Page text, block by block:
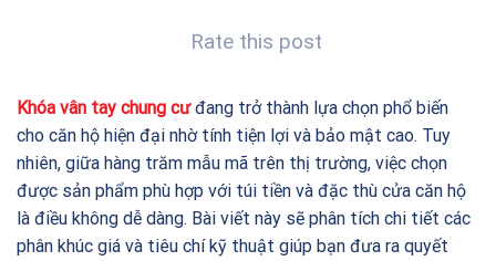
Rate this post
Khóa vân tay chung cưđang trở thành lựa chọn phổ biến
cho căn hộ hiện đại nhờ tính tiện lợi và bảo mật cao. Tuy
nhiên, giữa hàng trăm mẫu mã trên thị trường, việc chọn
được sản phẩm phù hợp với túi tiền và đặc thù cửa căn hộ
là điều không dễ dàng. Bài viết này sẽ phân tích chi tiết các
phân khúc giá và tiêu chí kỹ thuật giúp bạn đưa ra quyết